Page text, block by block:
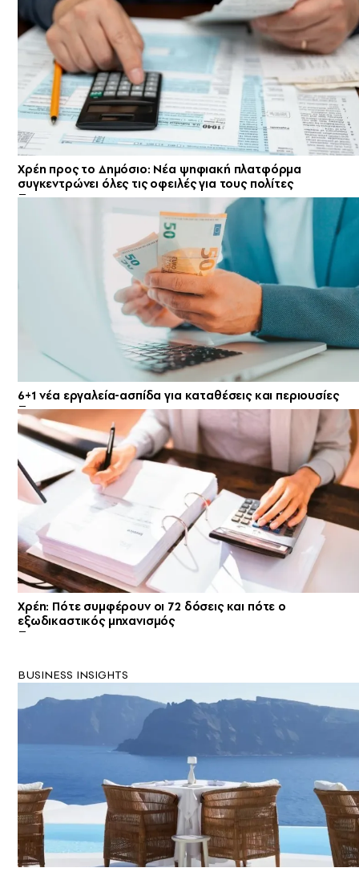
Χρέη προς το Δημόσιο: Νέα ψηφιακή πλατφόρμα
συγκεντρώνει όλες τις οφειλές για τους πολίτες
6+1 νέα εργαλεία-ασπίδα για καταθέσεις και περιουσίες
Χρέη: Πότε συμφέρουν οι 72 δόσεις και πότε ο
εξωδικαστικός μηχανισμός
BUSINESS INSIGHTS